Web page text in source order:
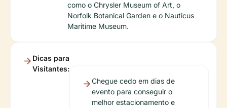
como o Chrysler Museum of Art, o
Norfolk Botanical Garden e o Nauticus
Maritime Museum.
Dicas para
Visitantes:
Chegue cedo em dias de
evento para conseguir o
melhor estacionamento e